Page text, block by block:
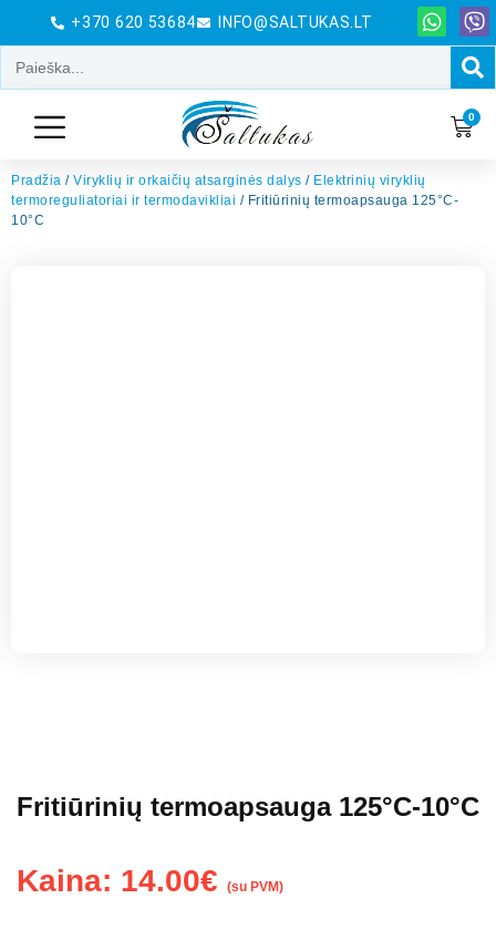
+370 620 53684 INFO@SALTUKAS.LT
0
Pradžia / Viryklių ir orkaičių atsarginės dalys / Elektrinių viryklių
termoreguliatoriai ir termodavikliai / Fritiūrinių termoapsauga 125°C-
10°C
Fritiūrinių termoapsauga 125°C-10°C
Kaina: 14.00€ (su PVM)